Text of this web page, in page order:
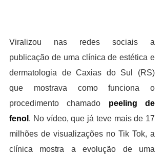
Viralizou nas redes sociais a
publicação de uma clínica de estética e
dermatologia de Caxias do Sul (RS)
que mostrava como funciona o
procedimento chamado peeling de
fenol . No vídeo, que já teve mais de 17
milhões de visualizações no Tik Tok, a
clínica mostra a evolução de uma